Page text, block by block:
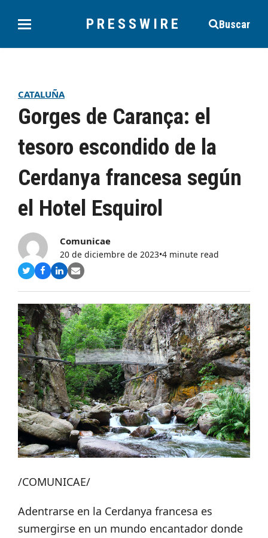
PRESSWIRE Buscar
CATALUÑA
Gorges de Carança: el
tesoro escondido de la
Cerdanya francesa según
el Hotel Esquirol
Comunicae
20 de diciembre de 2023•4 minute read
Compartir
Twitter
Compartir
Facebook
Compartir
LinkedIn
Share
Email
/COMUNICAE/
Adentrarse en la Cerdanya francesa es
sumergirse en un mundo encantador donde